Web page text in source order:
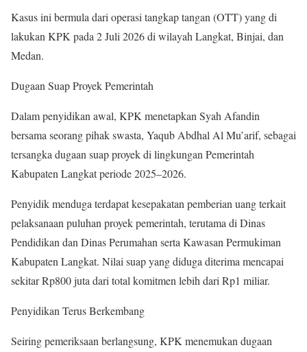
Kasus ini bermula dari operasi tangkap tangan (OTT) yang di
lakukan KPK pada 2 Juli 2026 di wilayah Langkat, Binjai, dan
Medan.
Dugaan Suap Proyek Pemerintah
Dalam penyidikan awal, KPK menetapkan Syah Afandin
bersama seorang pihak swasta, Yaqub Abdhal Al Mu’arif, sebagai
tersangka dugaan suap proyek di lingkungan Pemerintah
Kabupaten Langkat periode 2025–2026.
Penyidik menduga terdapat kesepakatan pemberian uang terkait
pelaksanaan puluhan proyek pemerintah, terutama di Dinas
Pendidikan dan Dinas Perumahan serta Kawasan Permukiman
Kabupaten Langkat. Nilai suap yang diduga diterima mencapai
sekitar Rp800 juta dari total komitmen lebih dari Rp1 miliar.
Penyidikan Terus Berkembang
Seiring pemeriksaan berlangsung, KPK menemukan dugaan